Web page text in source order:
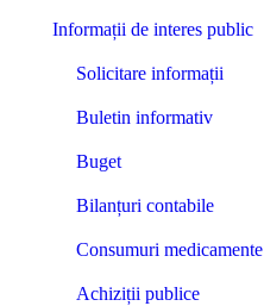
Informații de interes public
Solicitare informații
Buletin informativ
Buget
Bilanțuri contabile
Consumuri medicamente
Achiziții publice